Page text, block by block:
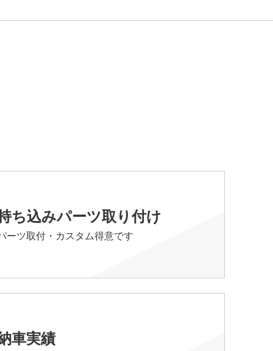
ち込みパーツ取り付け
ーツ取付・カスタム得意です
車実績